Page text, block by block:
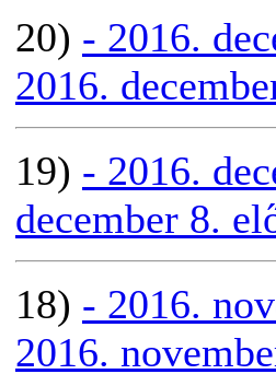
20) - 2016.
2016.
19) - 2016.
december 8.
18) - 2016.
2016.